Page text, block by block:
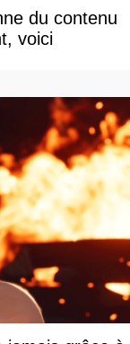
du contenu
voici